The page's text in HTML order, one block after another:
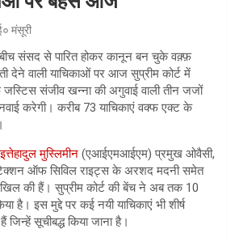
मंसूरी
बीच संसद से पारित होकर कानून बन चुके वक़्फ़
देने वाली याचिकाओं पर आज सुप्रीम कोर्ट में
संजीव खन्ना की अगुवाई वाली तीन जजों
करेगी। करीब 73 याचिकाएं वक्फ एक्ट के
मुस्लिमीन (एआईएमआईएम) प्रमुख ओवैसी,
ऑफ सिविल राइट्स के अरशद मदनी समेत
की हैं। सुप्रीम कोर्ट की बेंच ने अब तक 10
है। इस मुद्दे पर कई नयी याचिकाएं भी शीर्ष
सूचीबद्ध किया जाना है।